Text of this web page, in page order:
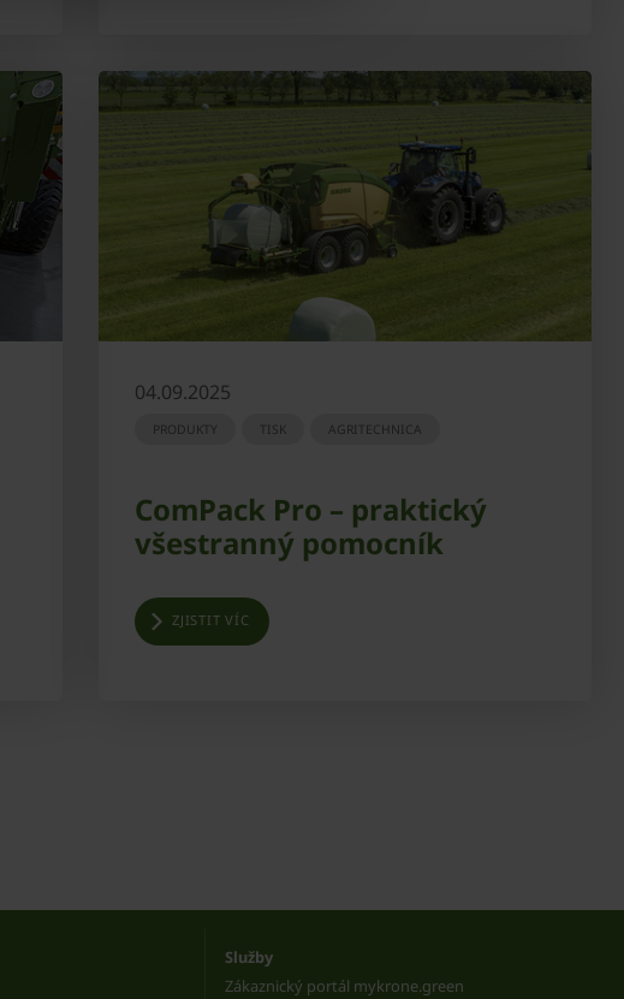
04.09.2025
PRODUKTY TISK AGRITECHNICA
ComPack Pro – praktický
všestranný pomocník
ZJISTIT VÍC
Služby
Zákaznický portál mykrone.green